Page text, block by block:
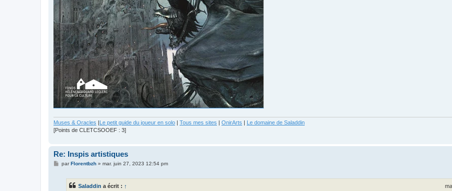
Muses & Oracles |Le petit guide du joueur en solo | Tous mes sites | OnirArts | Le domaine de Saladdin
[Points de CLETCSOOEF : 3]
Re: Inspis artistiques
MparFlorentbzh» mar. juin 27, 2023 12:54 pm
Saladdin a écrit : ↑